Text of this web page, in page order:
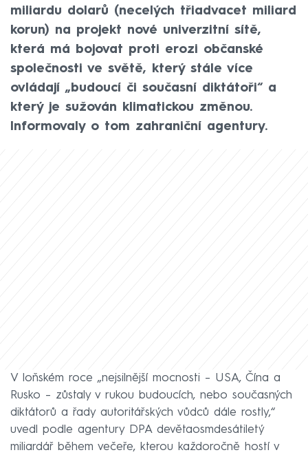
miliardu dolarů (necelých třiadvacet miliard
korun) na projekt nové univerzitní sítě,
která má bojovat proti erozi občanské
společnosti ve světě, který stále více
ovládají „budoucí či současní diktátoři“ a
který je sužován klimatickou změnou.
Informovaly o tom zahraniční agentury.
V loňském roce „nejsilnější mocnosti – USA, Čína a
Rusko – zůstaly v rukou budoucích, nebo současných
diktátorů a řady autoritářských vůdců dále rostly,“
uvedl podle agentury DPA devětaosmdesátiletý
miliardář během večeře, kterou každoročně hostí v